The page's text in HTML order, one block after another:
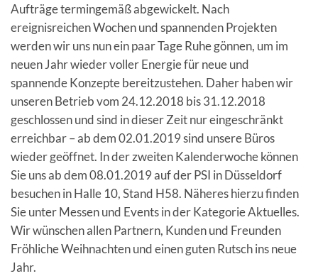
Aufträge termingemäß abgewickelt. Nach
ereignisreichen Wochen und spannenden Projekten
werden wir uns nun ein paar Tage Ruhe gönnen, um im
neuen Jahr wieder voller Energie für neue und
spannende Konzepte bereitzustehen. Daher haben wir
unseren Betrieb vom 24.12.2018 bis 31.12.2018
geschlossen und sind in dieser Zeit nur eingeschränkt
erreichbar – ab dem 02.01.2019 sind unsere Büros
wieder geöffnet. In der zweiten Kalenderwoche können
Sie uns ab dem 08.01.2019 auf der PSI in Düsseldorf
besuchen in Halle 10, Stand H58. Näheres hierzu finden
Sie unter Messen und Events in der Kategorie Aktuelles.
Wir wünschen allen Partnern, Kunden und Freunden
Fröhliche Weihnachten und einen guten Rutsch ins neue
Jahr.